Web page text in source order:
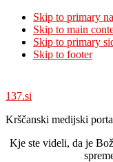
Skip to primary
Skip to main
Skip to primary
Skip to footer
137.si
Krščanski medijski
Kje ste videli, da je